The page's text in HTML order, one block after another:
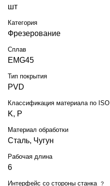
шт
Категория
Фрезерование
Сплав
EMG45
Тип покрытия
PVD
Классификация материала по ISO
K, P
Материал обработки
Сталь, Чугун
Рабочая длина
6
Интерфейс со стороны станка ?